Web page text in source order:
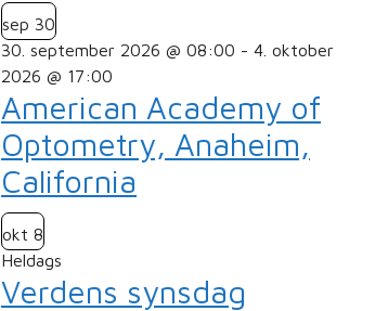
sep 30
30. september 2026 @ 08:00 - 4. oktober
2026 @ 17:00
American Academy of
Optometry, Anaheim,
California
okt 8
Heldags
Verdens synsdag